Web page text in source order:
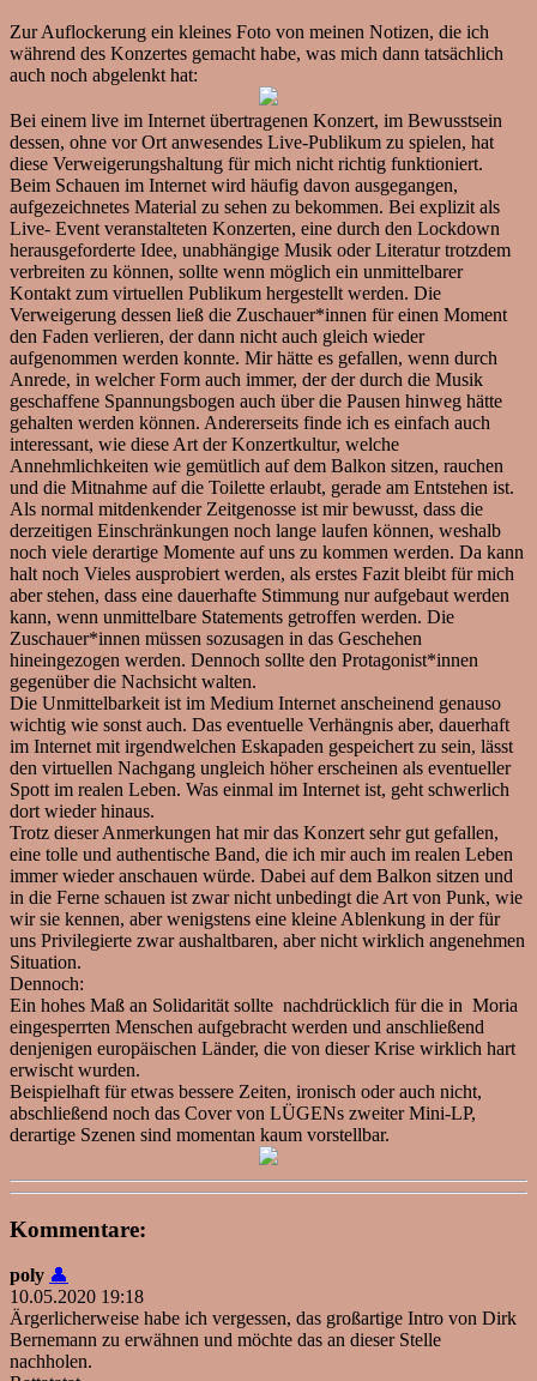
Zur Auflockerung ein kleines Foto von meinen Notizen, die ich
während des Konzertes gemacht habe, was mich dann tatsächlich
auch noch abgelenkt hat:
Bei einem live im Internet übertragenen Konzert, im Bewusstsein
dessen, ohne vor Ort anwesendes Live-Publikum zu spielen, hat
diese Verweigerungshaltung für mich nicht richtig funktioniert.
Beim Schauen im Internet wird häufig davon ausgegangen,
aufgezeichnetes Material zu sehen zu bekommen. Bei explizit als
Live- Event veranstalteten Konzerten, eine durch den Lockdown
herausgeforderte Idee, unabhängige Musik oder Literatur trotzdem
verbreiten zu können, sollte wenn möglich ein unmittelbarer
Kontakt zum virtuellen Publikum hergestellt werden. Die
Verweigerung dessen ließ die Zuschauer*innen für einen Moment
den Faden verlieren, der dann nicht auch gleich wieder
aufgenommen werden konnte. Mir hätte es gefallen, wenn durch
Anrede, in welcher Form auch immer, der der durch die Musik
geschaffene Spannungsbogen auch über die Pausen hinweg hätte
gehalten werden können. Andererseits finde ich es einfach auch
interessant, wie diese Art der Konzertkultur, welche
Annehmlichkeiten wie gemütlich auf dem Balkon sitzen, rauchen
und die Mitnahme auf die Toilette erlaubt, gerade am Entstehen ist.
Als normal mitdenkender Zeitgenosse ist mir bewusst, dass die
derzeitigen Einschränkungen noch lange laufen können, weshalb
noch viele derartige Momente auf uns zu kommen werden. Da kann
halt noch Vieles ausprobiert werden, als erstes Fazit bleibt für mich
aber stehen, dass eine dauerhafte Stimmung nur aufgebaut werden
kann, wenn unmittelbare Statements getroffen werden. Die
Zuschauer*innen müssen sozusagen in das Geschehen
hineingezogen werden. Dennoch sollte den Protagonist*innen
gegenüber die Nachsicht walten.
Die Unmittelbarkeit ist im Medium Internet anscheinend genauso
wichtig wie sonst auch. Das eventuelle Verhängnis aber, dauerhaft
im Internet mit irgendwelchen Eskapaden gespeichert zu sein, lässt
den virtuellen Nachgang ungleich höher erscheinen als eventueller
Spott im realen Leben. Was einmal im Internet ist, geht schwerlich
dort wieder hinaus.
Trotz dieser Anmerkungen hat mir das Konzert sehr gut gefallen,
eine tolle und authentische Band, die ich mir auch im realen Leben
immer wieder anschauen würde. Dabei auf dem Balkon sitzen und
in die Ferne schauen ist zwar nicht unbedingt die Art von Punk, wie
wir sie kennen, aber wenigstens eine kleine Ablenkung in der für
uns Privilegierte zwar aushaltbaren, aber nicht wirklich angenehmen
Situation.
Dennoch:
Ein hohes Maß an Solidarität sollte nachdrücklich für die in Moria
eingesperrten Menschen aufgebracht werden und anschließend
denjenigen europäischen Länder, die von dieser Krise wirklich hart
erwischt wurden.
Beispielhaft für etwas bessere Zeiten, ironisch oder auch nicht,
abschließend noch das Cover von LÜGENs zweiter Mini-LP,
derartige Szenen sind momentan kaum vorstellbar.
Kommentare:
poly 👤
10.05.2020 19:18
Ärgerlicherweise habe ich vergessen, das großartige Intro von Dirk
Bernemann zu erwähnen und möchte das an dieser Stelle
nachholen.